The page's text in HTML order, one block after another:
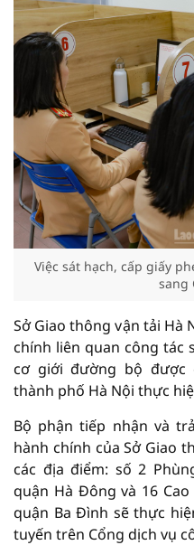
Việc sát hạch, cấp giấy
sang
Sở Giao thông vận tải Hà
chính liên quan công tác
cơ giới đường bộ được
thành phố Hà Nội thực
Bộ phận tiếp nhận và
hành chính của Sở Giao
các địa điểm: số 2
quận Hà Đông và 16
quận Ba Đình sẽ thực
tuyến trên Cổng dịch vụ